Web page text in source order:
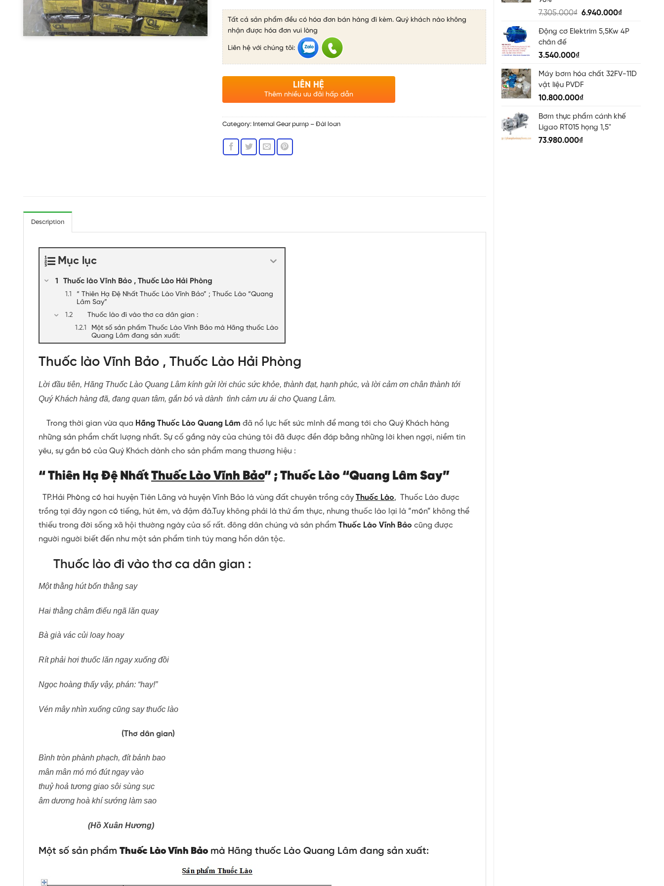
7.305.000₫ Original
was:
6.940.000₫Current
is:
Động cơ Elektrim 5,5Kw 4P
chân đế
3.540.000₫
Máy bơm hóa chất 32FV-11D
vật liệu PVDF
10.800.000₫
Bơm thực phẩm cánh khế
Ligao RT015 họng 1,5"
73.980.000₫
Tất cả sản phẩm đều có hóa đơn bán hàng đi kèm. Quý khách nào không
nhận được hóa đơn vui lòng
Liên hệ với chúng tôi:
LIÊN HỆ
Thêm nhiều ưu đãi hấp dẫn
Category: Internal Gear pump – Đài loan
Description
Mục lục
Thuốc lào Vĩnh Bảo , Thuốc Lào Hải Phòng
“ Thiên Hạ Đệ Nhất Thuốc Lào Vĩnh Bảo” ; Thuốc Lào “Quang
Lâm Say”
Thuốc lào đi vào thơ ca dân gian :
Một số sản phẩm Thuốc Lào Vĩnh Bảo mà Hãng thuốc Lào
Quang Lâm đang sản xuất:
Thuốc lào Vĩnh Bảo , Thuốc Lào Hải Phòng
Lời đầu tiên, Hãng Thuốc Lào Quang Lâm kính gửi lời chúc sức khỏe, thành đạt, hạnh phúc, và lời cảm ơn chân thành tới
Quý Khách hàng đã, đang quan tâm, gắn bó và dành tình cảm ưu ái cho Quang Lâm.
Trong thời gian vừa qua Hãng Thuốc Lào Quang Lâm đã nổ lực hết sức mình để mang tới cho Quý Khách hàng
những sản phẩm chất lượng nhất. Sự cố gắng này của chúng tôi đã được đền đáp bằng những lời khen ngợi, niềm tin
yêu, sự gắn bó của Quý Khách dành cho sản phẩm mang thương hiệu :
“ Thiên Hạ Đệ NhấtThuốc Lào Vĩnh Bảo” ; Thuốc Lào “Quang Lâm Say”
TP.Hải Phòng có hai huyện Tiên Lãng và huyện Vĩnh Bảo là vùng đất chuyên trồng cây Thuốc Lào, Thuốc Lào được
trồng tại đây ngon có tiếng, hút êm, và đậm đà.Tuy không phải là thứ ẩm thực, nhưng thuốc lào lại là “món” không thể
thiếu trong đời sống xã hội thường ngày của số rất. đông dân chúng và sản phẩm Thuốc Lào Vĩnh Bảo cũng được
người người biết đến như một sản phẩm tinh túy mang hồn dân tộc.
Thuốc lào đi vào thơ ca dân gian :
Một thằng hút bốn thằng say
Hai thằng châm điếu ngã lăn quay
Bà già vác củi loay hoay
Rít phải hơi thuốc lăn ngay xuống đồi
Ngọc hoàng thấy vậy, phán: “hay!”
Vén mây nhìn xuống cũng say thuốc lào
(Thơ dân gian)
Bình tròn phành phạch, đít bảnh bao
mân mân mó mó đút ngay vào
thuỷ hoả tương giao sôi sùng sục
âm dương hoà khí sướng làm sao
(Hồ Xuân Hương)
Một số sản phẩm Thuốc Lào Vĩnh Bảo mà Hãng thuốc Lào Quang Lâm đang sản xuất: